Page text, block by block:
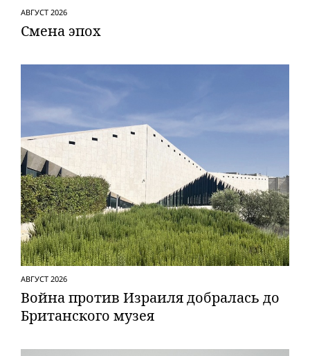
АВГУСТ 2026
Смена эпох
АВГУСТ 2026
Вой­на против Израиля добралась до
Британского музея